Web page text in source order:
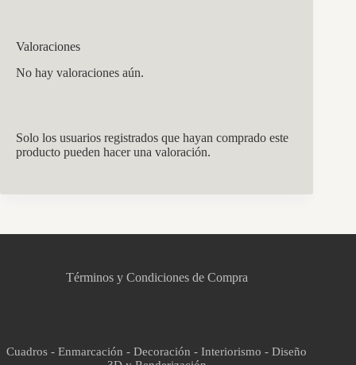
Valoraciones
No hay valoraciones aún.
Solo los usuarios registrados que hayan comprado este
producto pueden hacer una valoración.
Términos y Condiciones de Compra
Cuadros - Enmarcación - Decoración - Interiorismo - Diseño
Asistente virtual · En línea